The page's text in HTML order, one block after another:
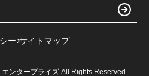
ー サイトマップ
ンタープライズ All Rights Reserved.